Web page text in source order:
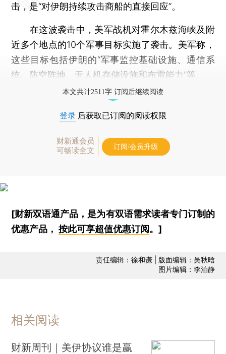
击，是“对伊朗持续攻击商船的直接回应”。
在这波袭击中，美军战机对霍尔木兹海峡及附
近多个地点的10个军事目标实施了袭击。美军称，
这些目标包括伊朗的“军事监控基础设施、通信系
统、防空阵地、无人机存储设施和布雷能力”等。
本文共计2511字 订阅后继续阅读
登录 后获取已订阅的阅读权限
财新通会员
可畅读全文
订阅/会员升级
[财新双语通产品，是为有双语需求读者专门订制的
优惠产品，按此可享超值优惠订阅 。]
责任编辑：徐和谦 | 版面编辑：吴秋晗
图片编辑：李泊静
相关阅读
财新周刊｜美伊协议谁是赢